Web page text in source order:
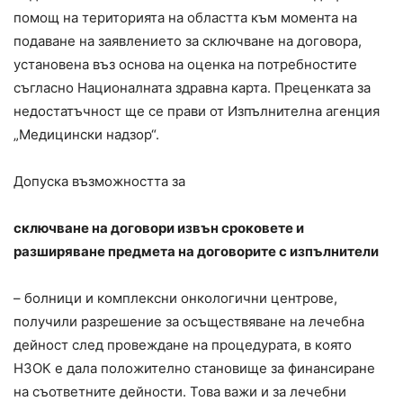
помощ на територията на областта към момента на
подаване на заявлението за сключване на договора,
установена въз основа на оценка на потребностите
съгласно Националната здравна карта. Преценката за
недостатъчност ще се прави от Изпълнителна агенция
„Медицински надзор“.
Допуска възможността за
сключване на договори извън сроковете и
разширяване предмета на договорите с изпълнители
– болници и комплексни онкологични центрове,
получили разрешение за осъществяване на лечебна
дейност след провеждане на процедурата, в която
НЗОК е дала положително становище за финансиране
на съответните дейности. Това важи и за лечебни